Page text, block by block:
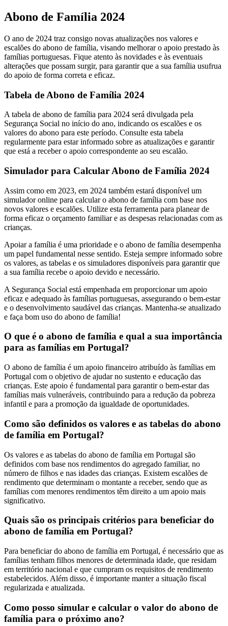
Abono de Família 2024
O ano de 2024 traz consigo novas atualizações nos valores e
escalões do abono de família, visando melhorar o apoio prestado às
famílias portuguesas. Fique atento às novidades e às eventuais
alterações que possam surgir, para garantir que a sua família usufrua
do apoio de forma correta e eficaz.
Tabela de Abono de Família 2024
A tabela de abono de família para 2024 será divulgada pela
Segurança Social no início do ano, indicando os escalões e os
valores do abono para este período. Consulte esta tabela
regularmente para estar informado sobre as atualizações e garantir
que está a receber o apoio correspondente ao seu escalão.
Simulador para Calcular Abono de Família 2024
Assim como em 2023, em 2024 também estará disponível um
simulador online para calcular o abono de família com base nos
novos valores e escalões. Utilize esta ferramenta para planear de
forma eficaz o orçamento familiar e as despesas relacionadas com as
crianças.
Apoiar a família é uma prioridade e o abono de família desempenha
um papel fundamental nesse sentido. Esteja sempre informado sobre
os valores, as tabelas e os simuladores disponíveis para garantir que
a sua família recebe o apoio devido e necessário.
A Segurança Social está empenhada em proporcionar um apoio
eficaz e adequado às famílias portuguesas, assegurando o bem-estar
e o desenvolvimento saudável das crianças. Mantenha-se atualizado
e faça bom uso do abono de família!
O que é o abono de família e qual a sua importância
para as famílias em Portugal?
O abono de família é um apoio financeiro atribuído às famílias em
Portugal com o objetivo de ajudar no sustento e educação das
crianças. Este apoio é fundamental para garantir o bem-estar das
famílias mais vulneráveis, contribuindo para a redução da pobreza
infantil e para a promoção da igualdade de oportunidades.
Como são definidos os valores e as tabelas do abono
de família em Portugal?
Os valores e as tabelas do abono de família em Portugal são
definidos com base nos rendimentos do agregado familiar, no
número de filhos e nas idades das crianças. Existem escalões de
rendimento que determinam o montante a receber, sendo que as
famílias com menores rendimentos têm direito a um apoio mais
significativo.
Quais são os principais critérios para beneficiar do
abono de família em Portugal?
Para beneficiar do abono de família em Portugal, é necessário que as
famílias tenham filhos menores de determinada idade, que residam
em território nacional e que cumpram os requisitos de rendimento
estabelecidos. Além disso, é importante manter a situação fiscal
regularizada e atualizada.
Como posso simular e calcular o valor do abono de
família para o próximo ano?